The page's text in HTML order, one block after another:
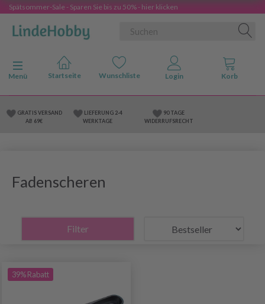
Spätsommer-Sale - Sparen Sie bis zu 50% - hier klicken
Anzeige ändern
Menü
GRATIS VERSAND
AB 69€
LIEFERUNG 2-4
WERKTAGE
90 TAGE
WIDERRUFSRECHT
Fadenscheren
Filter
39% Rabatt